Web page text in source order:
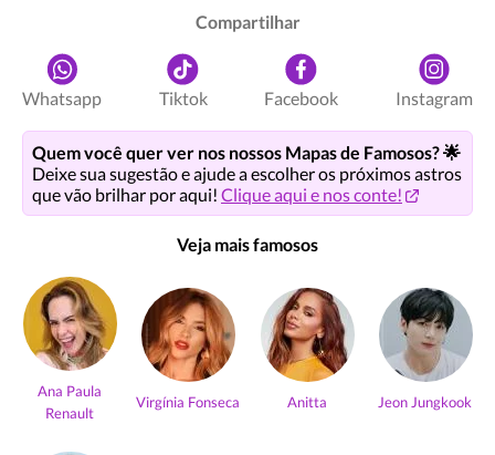
Compartilhar
Whatsapp Tiktok Facebook Instagram
Quem você quer ver nos nossos Mapas de Famosos? 🌟
Deixe sua sugestão e ajude a escolher os próximos astros
que vão brilhar por aqui! Clique aqui e nos conte!
Veja mais famosos
Ana Paula
Renault
Virgínia Fonseca Anitta Jeon Jungkook